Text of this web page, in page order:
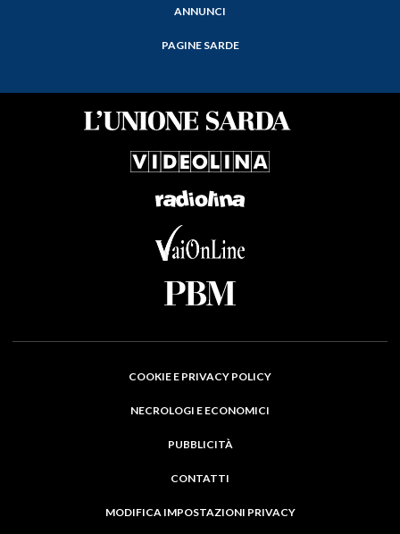
ANNUNCI
PAGINE SARDE
COOKIE E PRIVACY POLICY
NECROLOGI E ECONOMICI
PUBBLICITÀ
CONTATTI
MODIFICA IMPOSTAZIONI PRIVACY